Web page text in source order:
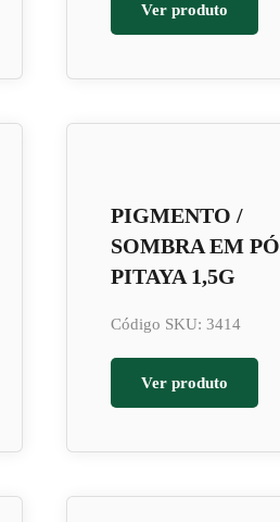
Ver produto
PIGMENTO /
SOMBRA EM PÓ
PITAYA 1,5G
Código SKU: 3414
Ver produto